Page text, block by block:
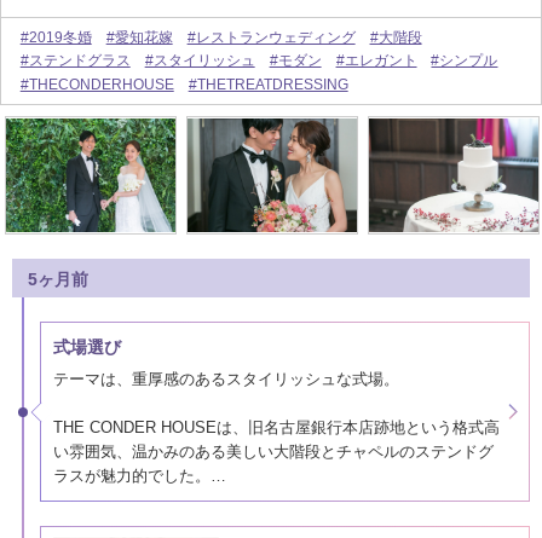
#2019冬婚 #愛知花嫁 #レストランウェディング
#大階段
#ステンドグラス
#スタイリッシュ #モダン #エレガント
#シンプル
#THECONDERHOUSE
#THETREATDRESSING
5ヶ月前
式場選び
テーマは、重厚感のあるスタイリッシュな式場。
THE CONDER HOUSEは、旧名古屋銀行本店跡地という格式高
い雰囲気、温かみのある美しい大階段とチャペルのステンドグ
ラスが魅力的でした。
食事もゲストに喜んでもらいたかったため、レストランウェデ